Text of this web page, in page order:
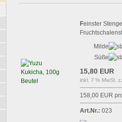
Feinster
Milde
Süße
15,80 EUR
inkl. 7 % MwSt.
158,00 EUR
Art.Nr.: 023